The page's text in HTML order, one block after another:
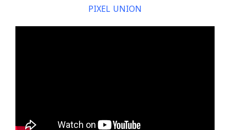
PIXEL UNION